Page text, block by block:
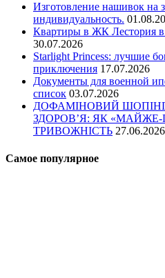
Изготовление нашивок на
индивидуальность.
Квартиры в ЖК Лестория
30.07.2026
Starlight Princess: лучшие
приключения 17.07.2026
Документы для военной
список 03.07.2026
ДОФАМІНОВИЙ
ЗДОРОВ’Я: ЯК
ТРИВОЖНІСТЬ 27.06.2026
Самое популярное